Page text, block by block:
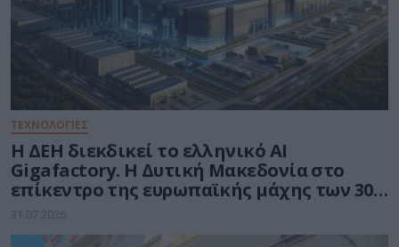
ΤΕΧΝΟΛΟΓΙΕΣ
Η ΔΕΗ διεκδικεί το ελληνικό AI
Gigafactory. Η Δυτική Μακεδονία στο
επίκεντρο της ευρωπαϊκής μάχης των 30
δισ. ευρώ για την Τεχνητή Νοημοσύνη
31.07.2026